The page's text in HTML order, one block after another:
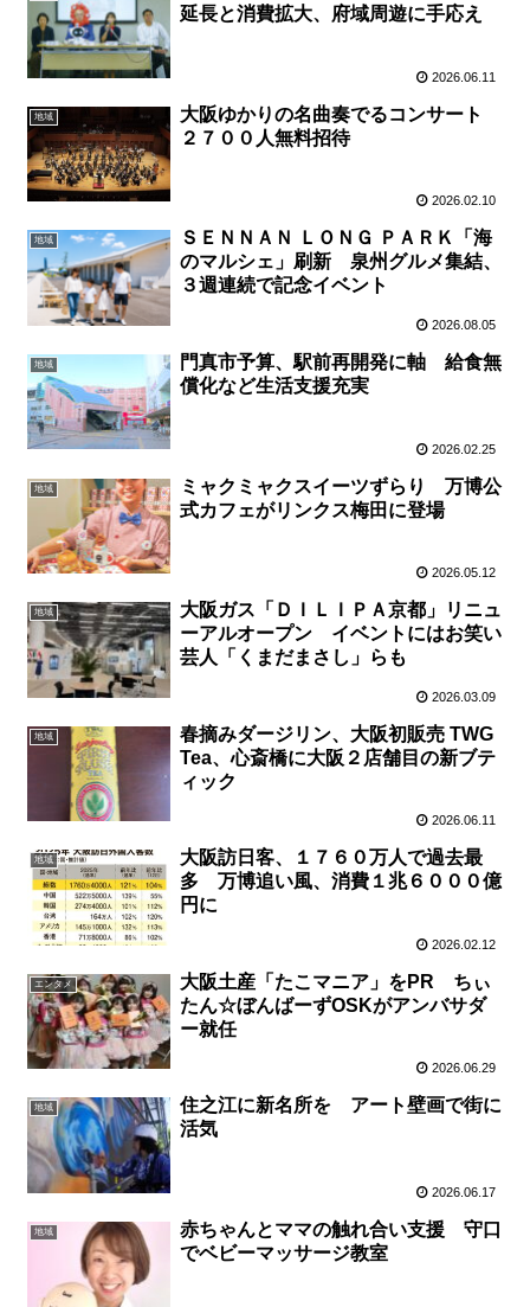
延長と消費拡大、府域周遊に手応え
2026.06.11
地域
大阪ゆかりの名曲奏でるコンサート
２７００人無料招待
2026.02.10
地域
ＳＥＮＮＡＮ ＬＯＮＧ ＰＡＲＫ「海
のマルシェ」刷新 泉州グルメ集結、
３週連続で記念イベント
2026.08.05
地域
門真市予算、駅前再開発に軸 給食無
償化など生活支援充実
2026.02.25
地域
ミャクミャクスイーツずらり 万博公
式カフェがリンクス梅田に登場
2026.05.12
地域
大阪ガス「ＤＩＬＩＰＡ京都」リニュ
ーアルオープン イベントにはお笑い
芸人「くまだまさし」らも
2026.03.09
地域
春摘みダージリン、大阪初販売 TWG
Tea、心斎橋に大阪２店舗目の新ブテ
ィック
2026.06.11
地域
大阪訪日客、１７６０万人で過去最
多 万博追い風、消費１兆６０００億
円に
2026.02.12
エンタメ
大阪土産「たこマニア」をPR ちぃ
たん☆ぼんばーずOSKがアンバサダ
ー就任
2026.06.29
地域
住之江に新名所を アート壁画で街に
活気
2026.06.17
地域
赤ちゃんとママの触れ合い支援 守口
でベビーマッサージ教室